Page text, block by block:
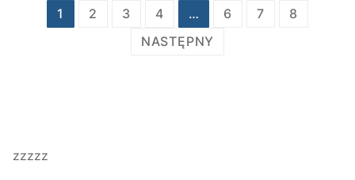
Stronicowanie
1 2 3 4 … 6 7
8
NASTĘPNY
zzzzz